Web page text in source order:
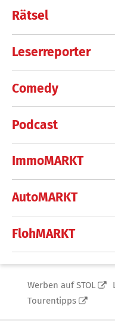
Rätsel
Leserreporter
Comedy
Podcast
ImmoMARKT
AutoMARKT
FlohMARKT
Werben auf STOL
Tourentipps